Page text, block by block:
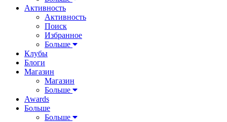
Активность
Активность
Поиск
Избранное
Больше
Клубы
Блоги
Магазин
Магазин
Больше
Awards
Больше
Больше